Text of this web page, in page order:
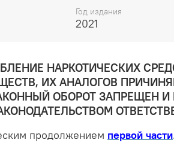
Год издания
2021
НАРКОТИЧЕСКИХ
ИХ АНАЛОГОВ
ОБОРОТ ЗАПРЕЩЕН И
продолжением первой части.